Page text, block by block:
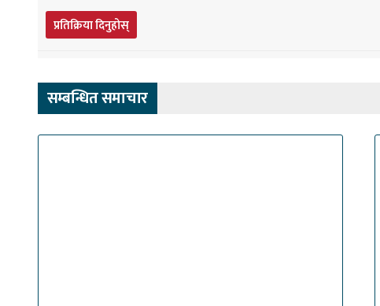
प्रतिक्रिया दिनुहोस्
सम्बन्धित समाचार